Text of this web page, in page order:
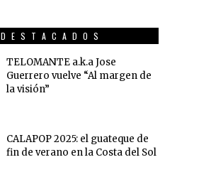
DESTACADOS
TELOMANTE a.k.a Jose
Guerrero vuelve “Al margen de
la visión”
CALAPOP 2025: el guateque de
fin de verano en la Costa del Sol